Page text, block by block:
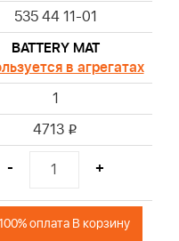
535 44 11-01
BATTERY MAT
в агрегатах
1
4713 i
- +
оплата В корзину